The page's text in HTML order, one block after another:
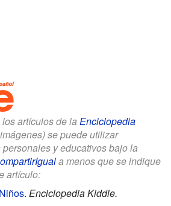
artículos de la Enciclopedia
se puede utilizar
y educativos bajo la
a menos que se indique
artículo:
. Enciclopedia Kiddle.